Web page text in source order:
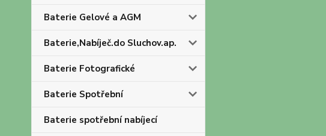
Baterie Gelové a AGM
Baterie,Nabíječ.do Sluchov.ap.
Baterie Fotografické
Baterie Spotřební
Baterie spotřební nabíjecí